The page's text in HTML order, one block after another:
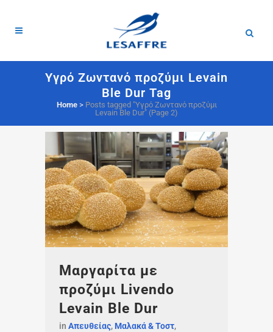
Υγρό Ζωντανό προζύμι Levain
Ble Dur Tag
Home> Posts tagged "Υγρό Ζωντανό προζύμι
Levain Ble Dur" (Page 2)
Μαργαρίτα με
προζύμι Livendo
Levain Ble Dur
in Απευθείας, Μαλακά & Τοστ,